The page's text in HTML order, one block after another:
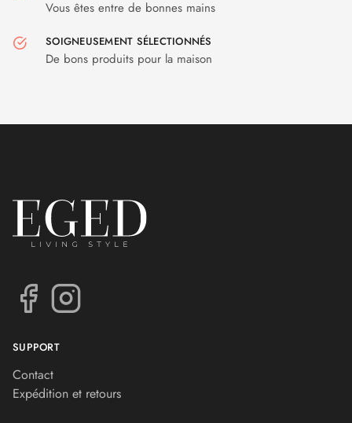
Vous êtes entre de bonnes mains
SOIGNEUSEMENT SÉLECTIONNÉS
De bons produits pour la maison
SUPPORT
Contact
Expédition et retours